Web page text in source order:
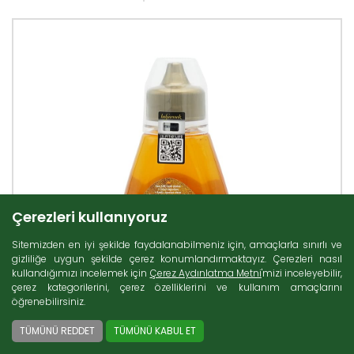
Çerezleri kullanıyoruz
Sitemizden en iyi şekilde faydalanabilmeniz için, amaçlarla sınırlı ve
gizliliğe uygun şekilde çerez konumlandırmaktayız. Çerezleri nasıl
kullandığımızı incelemek için Çerez Aydınlatma Metni'mizi inceleyebilir,
çerez kategorilerini, çerez özelliklerini ve kullanım amaçlarını
öğrenebilirsiniz.
TÜMÜNÜ REDDET TÜMÜNÜ KABUL ET